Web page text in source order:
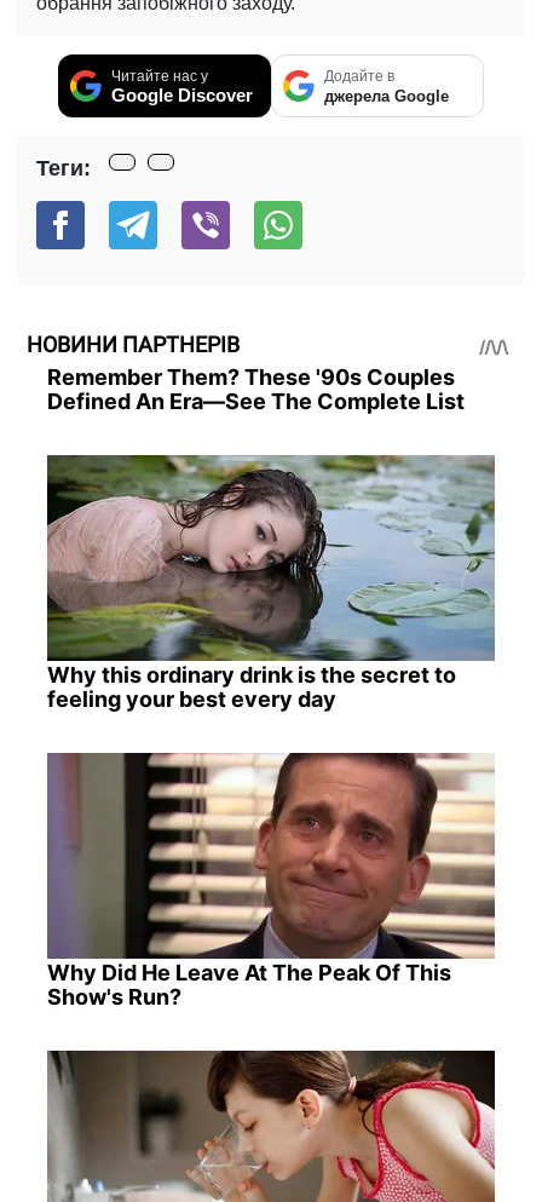
Читайте нас у
Google Discover
Додайте в
джерела Google
Теги:
НОВИНИ ПАРТНЕРІВ
Remember Them? These '90s Couples
Defined An Era—See The Complete List
Why this ordinary drink is the secret to
feeling your best every day
Why Did He Leave At The Peak Of This
Show's Run?